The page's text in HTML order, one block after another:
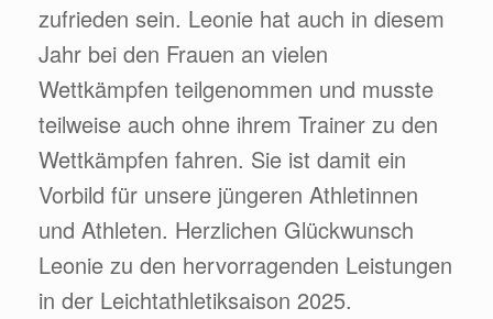
zufrieden sein. Leonie hat auch in diesem
Jahr bei den Frauen an vielen
Wettkämpfen teilgenommen und musste
teilweise auch ohne ihrem Trainer zu den
Wettkämpfen fahren. Sie ist damit ein
Vorbild für unsere jüngeren Athletinnen
und Athleten. Herzlichen Glückwunsch
Leonie zu den hervorragenden Leistungen
in der Leichtathletiksaison 2025.